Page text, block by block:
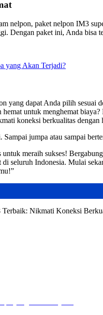
nelpon, paket nelpon IM3
Dengan paket ini, Anda bisa
yang Akan Terjadi?
yang dapat Anda pilih sesuai
untuk menghemat
koneksi berkualitas
jumpa atau sampai
meraih sukses!
seluruh Indonesia. Mulai
Nikmati Koneksi